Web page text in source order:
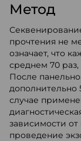
Метод
прочтения не
означает, что
среднем 70
После
дополнительно
случае
зависимости
проведение